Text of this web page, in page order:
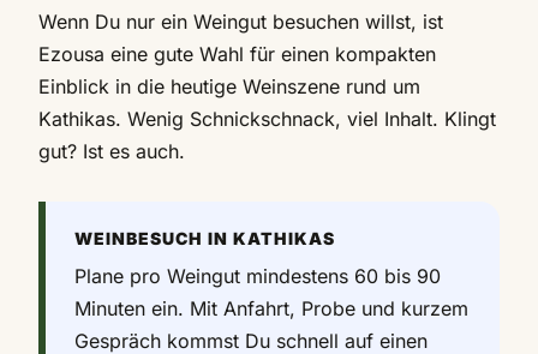
Wenn Du nur ein Weingut besuchen willst, ist
Ezousa eine gute Wahl für einen kompakten
Einblick in die heutige Weinszene rund um
Kathikas. Wenig Schnickschnack, viel Inhalt. Klingt
gut? Ist es auch.
WEINBESUCH IN KATHIKAS
Plane pro Weingut mindestens 60 bis 90
Minuten ein. Mit Anfahrt, Probe und kurzem
Gespräch kommst Du schnell auf einen